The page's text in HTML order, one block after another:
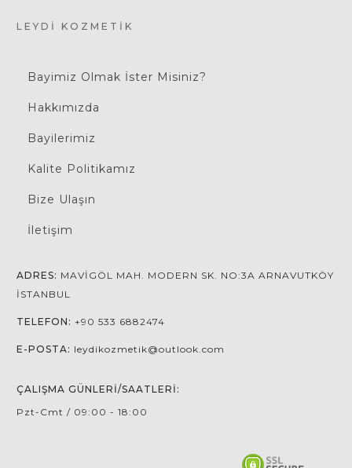
LEYDI KOZMETIK
Bayimiz Olmak İster Misiniz?
Hakkımızda
Bayilerimiz
Kalite Politikamız
Bize Ulaşın
İletişim
ADRES: MAVIGÖL MAH. MODERN SK. NO:3A ARNAVUTKÖY
İSTANBUL
TELEFON: +90 533 6882474
E-POSTA: leydikozmetik@outlook.com
ÇALIŞMA GÜNLERI/SAATLERI:
Pzt-Cmt / 09:00 - 18:00